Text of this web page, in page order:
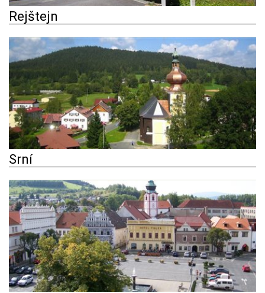
Rejštejn
Srní